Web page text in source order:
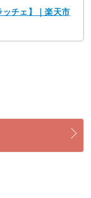
チェ】｜楽天市